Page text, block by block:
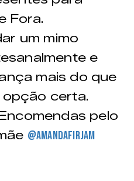
Fora.
um mimo
e
mais do que
opção certa.
pelo
@amandafirjam